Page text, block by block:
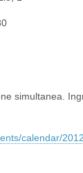
simultanea.
calendar/